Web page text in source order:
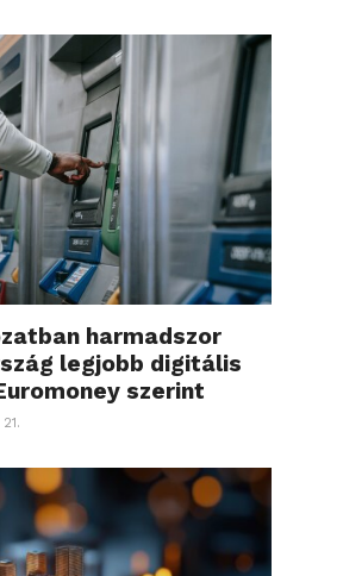
harmadszor
legjobb digitális
szerint